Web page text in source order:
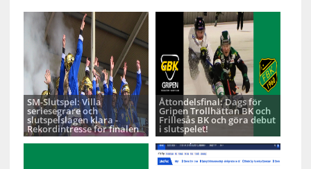
SM-Slutspel: Villa
seriesegrare och
slutspelslagen klara -
Rekordintresse för finalen
Åttondelsfinal: Dags för
Gripen Trollhättan BK och
Frillesås BK och göra debut
i slutspelet!